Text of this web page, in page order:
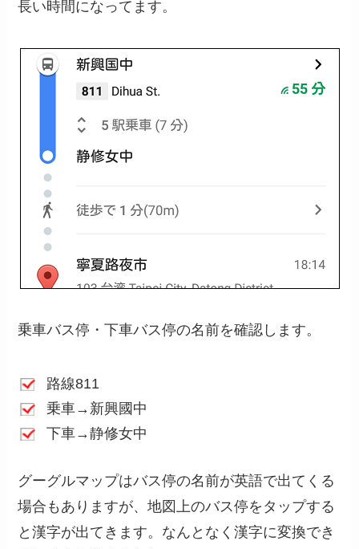
長い時間になってます。
乗車バス停・下車バス停の名前を確認します。
路線811
乗車→新興國中
下車→静修女中
グーグルマップはバス停の名前が英語で出てくる
場合もありますが、地図上のバス停をタップする
と漢字が出てきます。なんとなく漢字に変換でき